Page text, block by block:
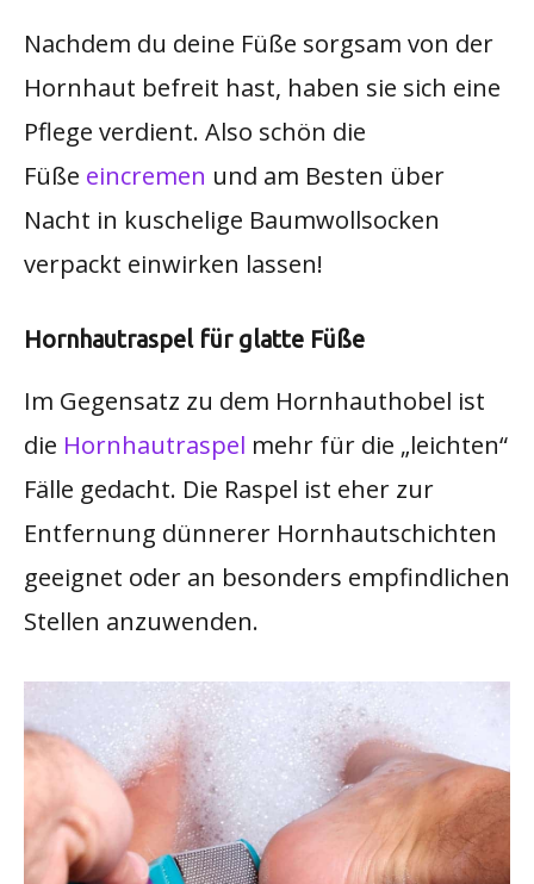
Nachdem du deine Füße sorgsam von der
Hornhaut befreit hast, haben sie sich eine
Pflege verdient. Also schön die
Füße eincremen und am Besten über
Nacht in kuschelige Baumwollsocken
verpackt einwirken lassen!
Hornhautraspel für glatte Füße
Im Gegensatz zu dem Hornhauthobel ist
die Hornhautraspel mehr für die „leichten“
Fälle gedacht. Die Raspel ist eher zur
Entfernung dünnerer Hornhautschichten
geeignet oder an besonders empfindlichen
Stellen anzuwenden.